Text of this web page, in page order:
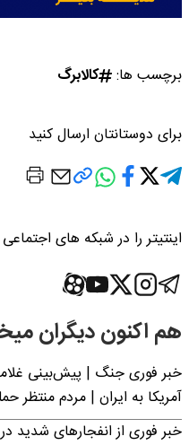
برچسب ها: کالابرگ
برای دوستانتان ارسال کنید
اینتیتر را در شبکه های
هم اکنون دیگران
خبر فوری جنگ | پیش‌بینی
آمریکا به ایران | مردم منتظر
خبر فوری از انفجارهای شدید در تهران